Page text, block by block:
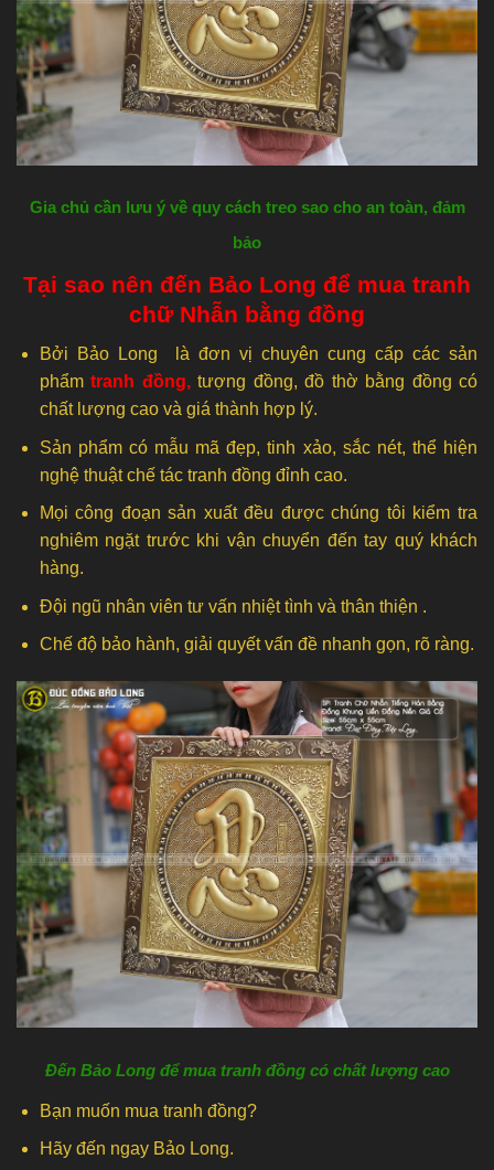
Gia chủ cần lưu ý về quy cách treo sao cho an toàn, đảm
bảo
Tại sao nên đến Bảo Long để mua tranh
chữ Nhẫn bằng đồng
Bởi Bảo Long là đơn vị chuyên cung cấp các sản
phẩm tranh đồng,tượng đồng, đồ thờ bằng đồng có
chất lượng cao và giá thành hợp lý.
Sản phẩm có mẫu mã đẹp, tinh xảo, sắc nét, thể hiện
nghệ thuật chế tác tranh đồng đỉnh cao.
Mọi công đoạn sản xuất đều được chúng tôi kiểm tra
nghiêm ngặt trước khi vận chuyển đến tay quý khách
hàng.
Đội ngũ nhân viên tư vấn nhiệt tình và thân thiện .
Chế độ bảo hành, giải quyết vấn đề nhanh gọn, rõ ràng.
Đến Bảo Long để mua tranh đồng có chất lượng cao
Bạn muốn mua tranh đồng?
Hãy đến ngay Bảo Long.